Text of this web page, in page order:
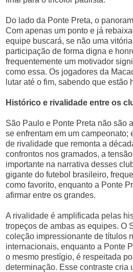
Do lado da Ponte Preta, o
Com apenas um ponto e já
equipe buscará, se não uma
participação de forma digna e
frequentemente um motivador
como essa. Os jogadores da
lutar até o fim, sabendo que estão
Histórico e rivalidade entre os
São Paulo e Ponte Preta não são
se enfrentam em um campeonato;
de rivalidade que remonta a
confrontos nos gramados, a
importante na narrativa desses
gigante do futebol brasileiro,
como favorito, enquanto a Ponte
afirmar entre os grandes.
A rivalidade é amplificada pelas
tropeços de ambas as equipes. O
coleção impressionante de títulos
internacionais, enquanto a Ponte
o mesmo prestígio, é respeitada
determinação. Esse contraste cria